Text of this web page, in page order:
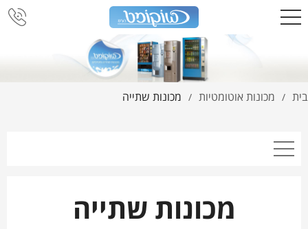
בית / מכונות אוטומטיות / מכונות שתייה
מכונות שתייה